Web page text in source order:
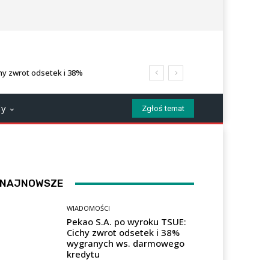
zwrot odsetek i 38%
Zgłoś temat
NAJNOWSZE
WIADOMOŚCI
Pekao S.A. po wyroku TSUE:
Cichy zwrot odsetek i 38%
wygranych ws. darmowego
kredytu